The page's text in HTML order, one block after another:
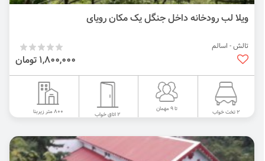
ویلا لب رودخانه داخل جنگل یک مکان رویای
تالش - اسالم
1,800,000 تومان
2 تخت خواب تا 9 مهمان
2 اتاق خواب 800 متر زیربنا